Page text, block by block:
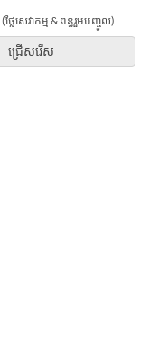
(ថ្លៃសេវាកម្ម & ពន្ធរួមបញ្ចូល)
ជ្រើសរើស